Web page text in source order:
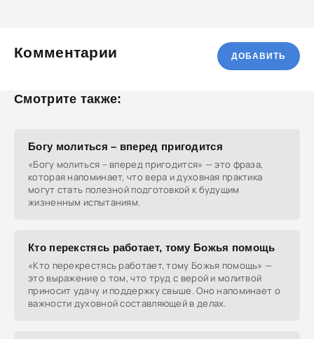
Комментарии ДОБАВИТЬ
Смотрите также:
Богу молиться – вперед пригодится
«Богу молиться – вперед пригодится» — это фраза,
которая напоминает, что вера и духовная практика
могут стать полезной подготовкой к будущим
жизненным испытаниям.
Кто перекстясь работает, тому Божья помощь
«Кто перекрестясь работает, тому Божья помощь» —
это выражение о том, что труд с верой и молитвой
приносит удачу и поддержку свыше. Оно напоминает о
важности духовной составляющей в делах.